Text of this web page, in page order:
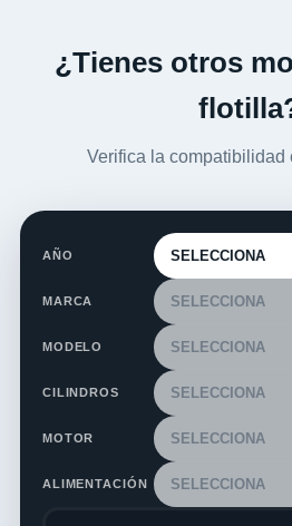
¿Tienes otros
Verifica la compatibilidad
AÑO
MARCA
MODELO
CILINDROS
MOTOR
ALIMENTACIÓN